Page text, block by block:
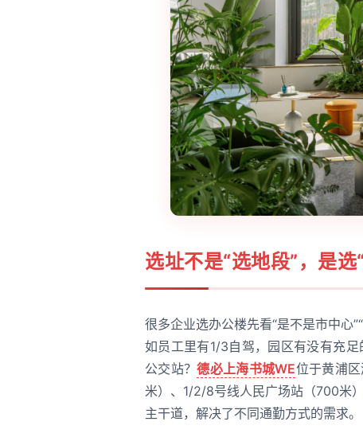
选址不是“选地段”，是
很多企业选办公楼先看“是不是市中心
如员工里有1/3自驾，园区有没有充
公交站？德必上海书城WE位于黄浦
米）、1/2/8号线人民广场站（700米
主干道，解决了不同通勤方式的需求。